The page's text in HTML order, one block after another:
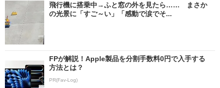
飛行機に搭乗中→ふと窓の外を見たら…… まさか
の光景に「すご～い」「感動で涙でそ...
FPが解説！Apple製品を分割手数料0円で入手する
方法とは？
PR(Fav-Log)